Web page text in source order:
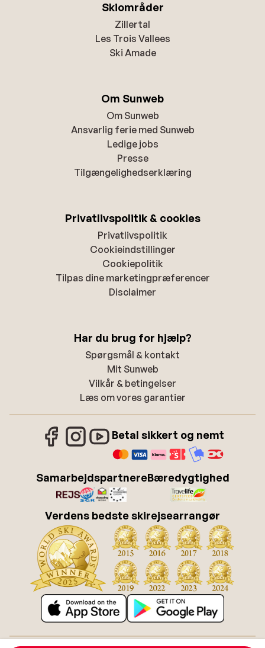
Skiområder
Zillertal
Les Trois Vallees
Ski Amade
Om Sunweb
Om Sunweb
Ansvarlig ferie med Sunweb
Ledige jobs
Presse
Tilgængelighedserklæring
Privatlivspolitik & cookies
Privatlivspolitik
Cookieindstillinger
Cookiepolitik
Tilpas dine marketingpræferencer
Disclaimer
Har du brug for hjælp?
Spørgsmål & kontakt
Mit Sunweb
Vilkår & betingelser
Læs om vores garantier
Betal sikkert og nemt
SamarbejdspartnereBæredygtighed
Verdens bedste skirejsearrangør